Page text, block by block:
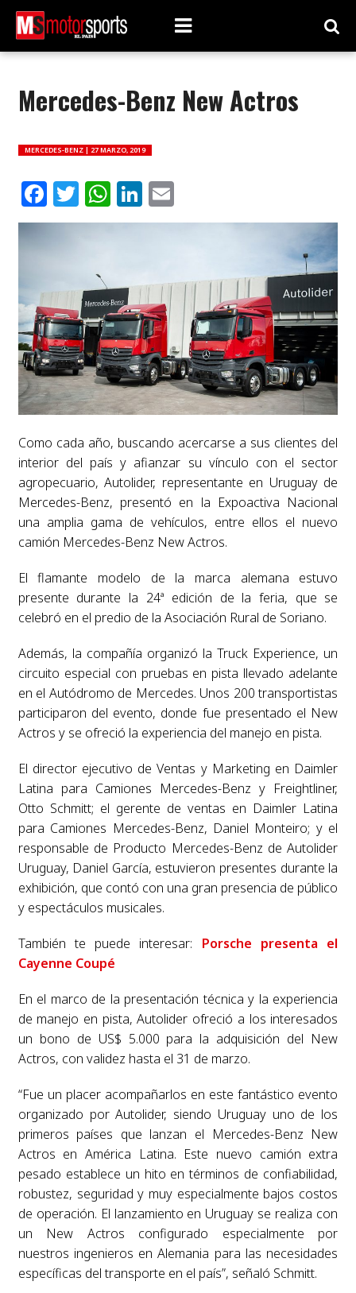
Mercedes-Benz New Actros
MERCEDES-BENZ | 27 MARZO, 2019
Facebook
Twitter
WhatsApp
LinkedIn
Email
Como cada año, buscando acercarse a sus clientes del
interior del país y afianzar su vínculo con el sector
agropecuario, Autolider, representante en Uruguay de
Mercedes-Benz, presentó en la Expoactiva Nacional
una amplia gama de vehículos, entre ellos el nuevo
camión Mercedes-Benz New Actros.
El flamante modelo de la marca alemana estuvo
presente durante la 24ª edición de la feria, que se
celebró en el predio de la Asociación Rural de Soriano.
Además, la compañía organizó la Truck Experience, un
circuito especial con pruebas en pista llevado adelante
en el Autódromo de Mercedes. Unos 200 transportistas
participaron del evento, donde fue presentado el New
Actros y se ofreció la experiencia del manejo en pista.
El director ejecutivo de Ventas y Marketing en Daimler
Latina para Camiones Mercedes-Benz y Freightliner,
Otto Schmitt; el gerente de ventas en Daimler Latina
para Camiones Mercedes-Benz, Daniel Monteiro; y el
responsable de Producto Mercedes-Benz de Autolider
Uruguay, Daniel García, estuvieron presentes durante la
exhibición, que contó con una gran presencia de público
y espectáculos musicales.
También te puede interesar: Porsche presenta el
Cayenne Coupé
En el marco de la presentación técnica y la experiencia
de manejo en pista, Autolider ofreció a los interesados
un bono de US$ 5.000 para la adquisición del New
Actros, con validez hasta el 31 de marzo.
“Fue un placer acompañarlos en este fantástico evento
organizado por Autolider, siendo Uruguay uno de los
primeros países que lanzan el Mercedes-Benz New
Actros en América Latina. Este nuevo camión extra
pesado establece un hito en términos de confiabilidad,
robustez, seguridad y muy especialmente bajos costos
de operación. El lanzamiento en Uruguay se realiza con
un New Actros configurado especialmente por
nuestros ingenieros en Alemania para las necesidades
específicas del transporte en el país”, señaló Schmitt.